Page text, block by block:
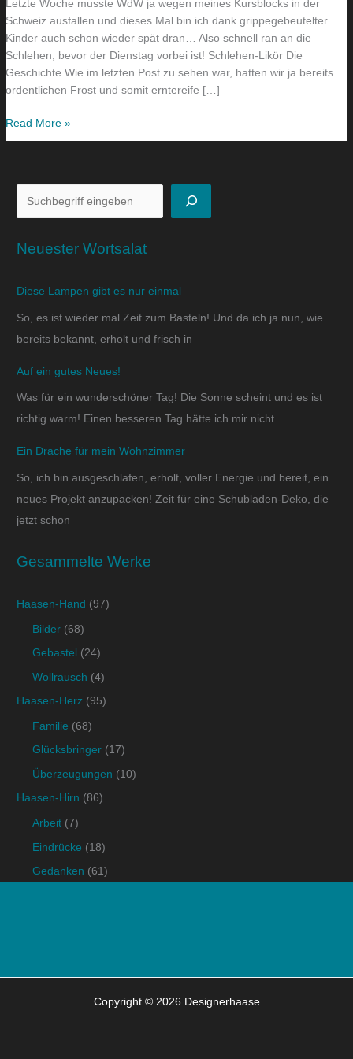
Letzte Woche musste WdW ja wegen meines Kursblocks in der
Schweiz ausfallen und dieses Mal bin ich dank grippegebeutelter
Kinder auch schon wieder spät dran… Also schnell ran an die
Schlehen, bevor der Dienstag vorbei ist! Schlehen-Likör Die
Geschichte Wie im letzten Post zu sehen war, hatten wir ja bereits
ordentlichen Frost und somit erntereife […]
Read More »
Neuester Wortsalat
Diese Lampen gibt es nur einmal
So, es ist wieder mal Zeit zum Basteln! Und da ich ja nun, wie
bereits bekannt, erholt und frisch in
Auf ein gutes Neues!
Was für ein wunderschöner Tag! Die Sonne scheint und es ist
richtig warm! Einen besseren Tag hätte ich mir nicht
Ein Drache für mein Wohnzimmer
So, ich bin ausgeschlafen, erholt, voller Energie und bereit, ein
neues Projekt anzupacken! Zeit für eine Schubladen-Deko, die
jetzt schon
Gesammelte Werke
Haasen-Hand (97)
Bilder (68)
Gebastel (24)
Wollrausch (4)
Haasen-Herz (95)
Familie (68)
Glücksbringer (17)
Überzeugungen (10)
Haasen-Hirn (86)
Arbeit (7)
Eindrücke (18)
Gedanken (61)
Copyright © 2026 Designerhaase